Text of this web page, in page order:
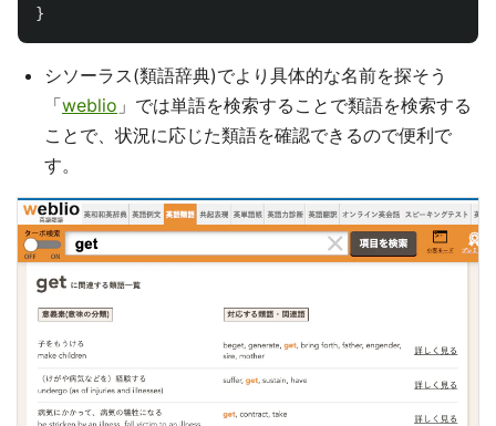
}
シソーラス(類語辞典)でより具体的な名前を探そう
「weblio 」では単語を検索することで類語を検索する
ことで、状況に応じた類語を確認できるので便利で
す。